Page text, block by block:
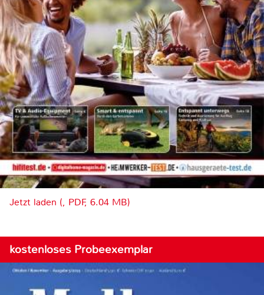
Jetzt laden (, PDF, 6.04 MB)
kostenloses Probeexemplar